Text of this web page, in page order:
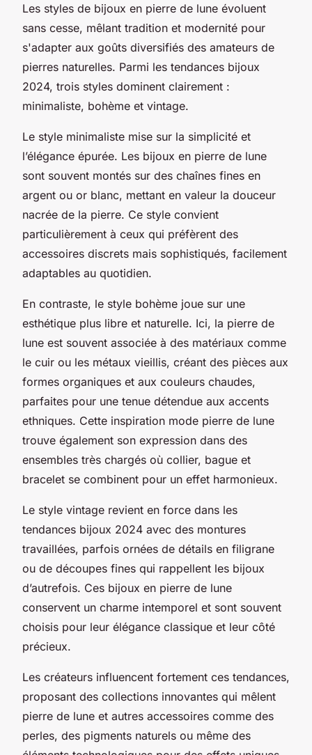
Les styles de bijoux en pierre de lune évoluent
sans cesse, mêlant tradition et modernité pour
s'adapter aux goûts diversifiés des amateurs de
pierres naturelles. Parmi les tendances bijoux
2024, trois styles dominent clairement :
minimaliste, bohème et vintage.
Le style minimaliste mise sur la simplicité et
l’élégance épurée. Les bijoux en pierre de lune
sont souvent montés sur des chaînes fines en
argent ou or blanc, mettant en valeur la douceur
nacrée de la pierre. Ce style convient
particulièrement à ceux qui préfèrent des
accessoires discrets mais sophistiqués, facilement
adaptables au quotidien.
En contraste, le style bohème joue sur une
esthétique plus libre et naturelle. Ici, la pierre de
lune est souvent associée à des matériaux comme
le cuir ou les métaux vieillis, créant des pièces aux
formes organiques et aux couleurs chaudes,
parfaites pour une tenue détendue aux accents
ethniques. Cette inspiration mode pierre de lune
trouve également son expression dans des
ensembles très chargés où collier, bague et
bracelet se combinent pour un effet harmonieux.
Le style vintage revient en force dans les
tendances bijoux 2024 avec des montures
travaillées, parfois ornées de détails en filigrane
ou de découpes fines qui rappellent les bijoux
d’autrefois. Ces bijoux en pierre de lune
conservent un charme intemporel et sont souvent
choisis pour leur élégance classique et leur côté
précieux.
Les créateurs influencent fortement ces tendances,
proposant des collections innovantes qui mêlent
pierre de lune et autres accessoires comme des
perles, des pigments naturels ou même des